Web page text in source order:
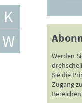
K
W
Werden
Sie die
Zugang
Bereichen.